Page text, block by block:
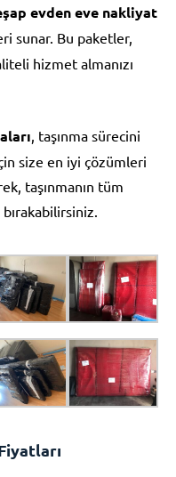
evden eve nakliyat
sunar. Bu paketler,
hizmet almanızı
, taşınma sürecini
size en iyi çözümleri
taşınmanın tüm